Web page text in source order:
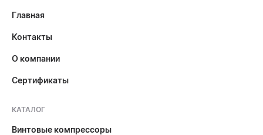
Главная
Контакты
О компании
Сертификаты
КАТАЛОГ
Винтовые компрессоры